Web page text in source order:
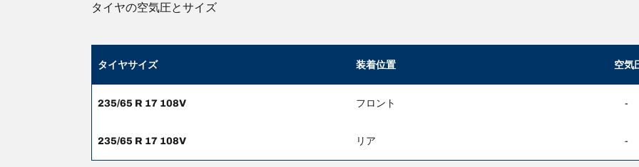
タイヤの空気圧とサイズ
タイヤサイズ 装着位置 空気
235/65 R 17 108V フロント -
235/65 R 17 108V リア -